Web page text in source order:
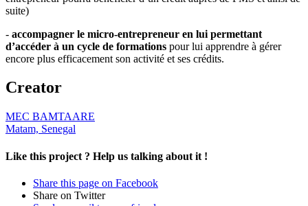
suite)
- accompagner le micro-entrepreneur en lui permettant
d’accéder à un cycle de formations pour lui apprendre à gérer
encore plus efficacement son activité et ses crédits.
Creator
MEC BAMTAARE
Matam, Senegal
Like this project ? Help us talking about it !
Share this page on Facebook
Share on Twitter